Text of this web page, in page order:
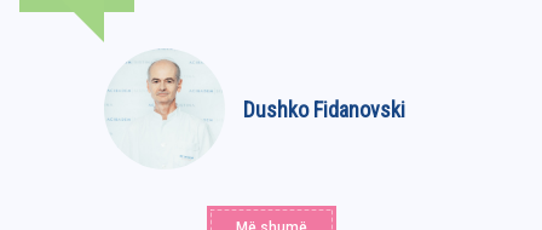
Dushko Fidanovski